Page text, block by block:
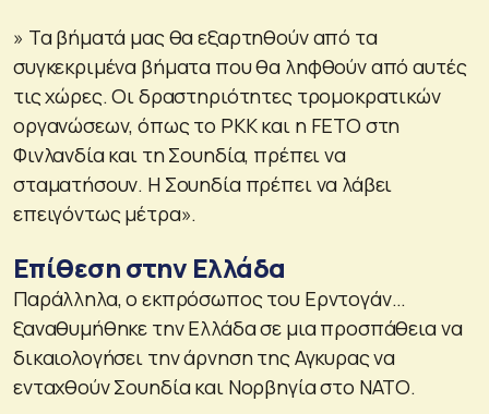
» Τα βήματά μας θα εξαρτηθούν από τα
συγκεκριμένα βήματα που θα ληφθούν από αυτές
τις χώρες. Οι δραστηριότητες τρομοκρατικών
οργανώσεων, όπως το PKK και η FETO στη
Φινλανδία και τη Σουηδία, πρέπει να
σταματήσουν. Η Σουηδία πρέπει να λάβει
επειγόντως μέτρα».
Επίθεση στην Ελλάδα
Παράλληλα, ο εκπρόσωπος του Ερντογάν…
ξαναθυμήθηκε την Ελλάδα σε μια προσπάθεια να
δικαιολογήσει την άρνηση της Αγκυρας να
ενταχθούν Σουηδία και Νορβηγία στο ΝΑΤΟ.